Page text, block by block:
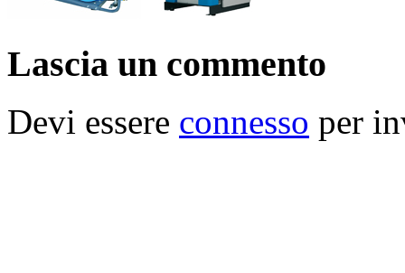
Lascia un commento
Devi essere connesso per